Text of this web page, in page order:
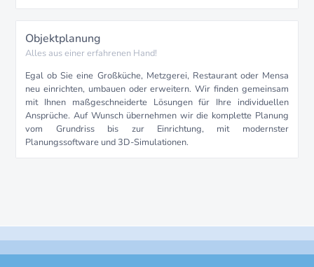
Objektplanung
Alles aus einer erfahrenen Hand!
Egal ob Sie eine Großküche, Metzgerei, Restaurant oder Mensa
neu einrichten, umbauen oder erweitern. Wir finden gemeinsam
mit Ihnen maßgeschneiderte Lösungen für Ihre individuellen
Ansprüche. Auf Wunsch übernehmen wir die komplette Planung
vom Grundriss bis zur Einrichtung, mit modernster
Planungssoftware und 3D-Simulationen.